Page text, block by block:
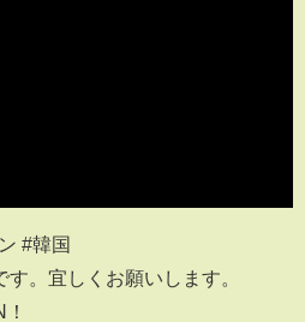
#韓国
。宜しくお願いします。